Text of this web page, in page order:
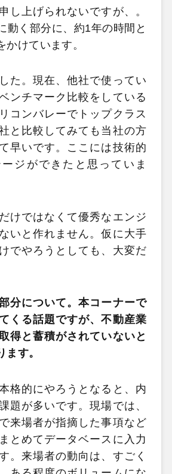
し上げられないですが、。
動く部分に、約1年の時間と
かけています。
た。現在、他社で使ってい
ンチマーク比較をしている
コンバレーでトップクラス
と比較してみても当社の方
早いです。ここには技術的
ジができたと思っていま
けではなくて優秀なエンジ
いと作れません。仮に大手
でやろうとしても、大変だ
分について。本コーナーで
くる話題ですが、不動産業
得と蓄積がされていないと
ます。
格的にやろうとなると、内
題が多いです。現場では、
来場者が指摘した事項など
とめてデータベースに入力
。来場者の動向は、すごく